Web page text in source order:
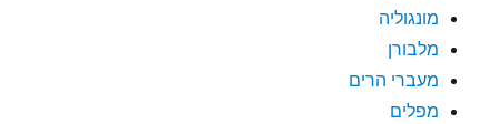
מונגוליה
מלבורן
מעברי הרים
מפלים